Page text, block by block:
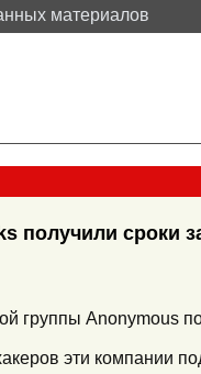
материалов
получили сроки
группы Anonymous
эти компании